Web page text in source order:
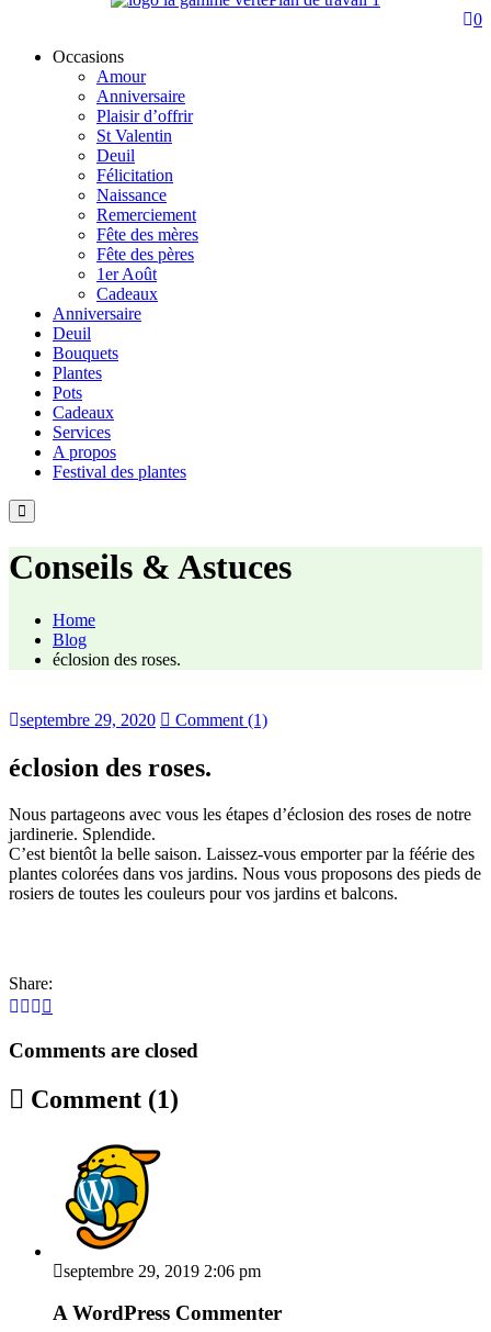
0
Occasions
Amour
Anniversaire
Plaisir d’offrir
St Valentin
Deuil
Félicitation
Naissance
Remerciement
Fête des mères
Fête des pères
1er Août
Cadeaux
Anniversaire
Deuil
Bouquets
Plantes
Pots
Cadeaux
Services
A propos
Festival des plantes
Conseils & Astuces
Home
Blog
éclosion des roses.
septembre 29, 2020 Comment (1)
éclosion des roses.
Nous partageons avec vous les étapes d’éclosion des roses de notre
jardinerie. Splendide.
C’est bientôt la belle saison. Laissez-vous emporter par la féérie des
plantes colorées dans vos jardins. Nous vous proposons des pieds de
rosiers de toutes les couleurs pour vos jardins et balcons.
Share:
Comments are closed
Comment (1)
septembre 29, 2019 2:06 pm
A WordPress Commenter